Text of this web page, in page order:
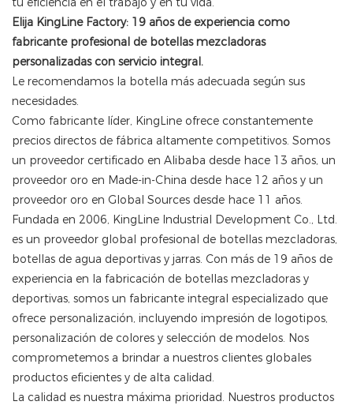
Elija KingLine Factory: 19 años de experiencia como
fabricante profesional de botellas mezcladoras
personalizadas con servicio integral.
Le recomendamos la botella más adecuada según sus
necesidades.
Como fabricante líder, KingLine ofrece constantemente
precios directos de fábrica altamente competitivos. Somos
un proveedor certificado en Alibaba desde hace 13 años, un
proveedor oro en Made-in-China desde hace 12 años y un
proveedor oro en Global Sources desde hace 11 años.
Fundada en 2006, KingLine Industrial Development Co., Ltd.
es un proveedor global profesional de botellas mezcladoras,
botellas de agua deportivas y jarras. Con más de 19 años de
experiencia en la fabricación de botellas mezcladoras y
deportivas, somos un fabricante integral especializado que
ofrece personalización, incluyendo impresión de logotipos,
personalización de colores y selección de modelos. Nos
comprometemos a brindar a nuestros clientes globales
productos eficientes y de alta calidad.
La calidad es nuestra máxima prioridad. Nuestros productos